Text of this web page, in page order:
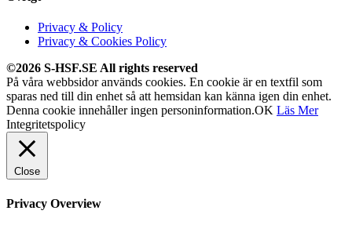
Privacy & Policy
Privacy & Cookies Policy
©2026 S-HSF.SE All rights reserved
På våra webbsidor används cookies. En cookie är en textfil som
sparas ned till din enhet så att hemsidan kan känna igen din enhet.
Denna cookie innehåller ingen personinformation.OK Läs Mer
Integritetspolicy
Close
Privacy Overview